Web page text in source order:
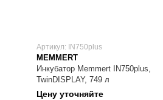
Артикул: IN750plus
MEMMERT
Инкубатор Memmert IN750plus,
TwinDISPLAY, 749 л
Цену уточняйте